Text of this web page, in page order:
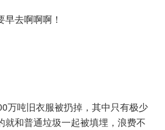
去啊啊啊！
万吨旧衣服被扔掉，其中只有极少
就和普通垃圾一起被填埋，浪费不